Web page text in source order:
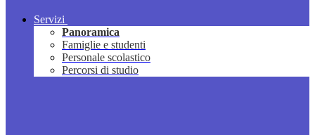
Servizi
Panoramica
Famiglie e studenti
Personale scolastico
Percorsi di studio